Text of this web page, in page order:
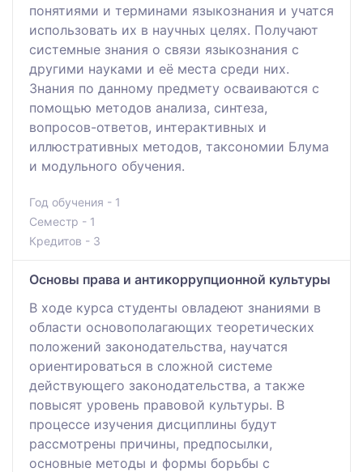
понятиями и терминами языкознания и учатся
использовать их в научных целях. Получают
системные знания о связи языкознания с
другими науками и её места среди них.
Знания по данному предмету осваиваются с
помощью методов анализа, синтеза,
вопросов-ответов, интерактивных и
иллюстративных методов, таксономии Блума
и модульного обучения.
Год обучения - 1
Семестр - 1
Кредитов - 3
Основы права и антикоррупционной культуры
В ходе курса студенты овладеют знаниями в
области основополагающих теоретических
положений законодательства, научатся
ориентироваться в сложной системе
действующего законодательства, а также
повысят уровень правовой культуры. В
процессе изучения дисциплины будут
рассмотрены причины, предпосылки,
основные методы и формы борьбы с